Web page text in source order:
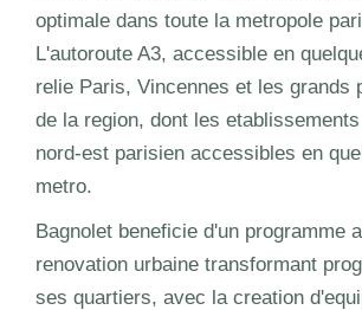
optimale dans toute la metropole
L'autoroute A3, accessible en
relie Paris, Vincennes et les grands
de la region, dont les
nord-est parisien accessibles en
metro.
Bagnolet beneficie d'un programme
renovation urbaine transformant
ses quartiers, avec la creation